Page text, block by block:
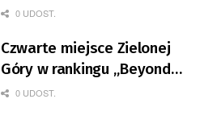
z domów
0 UDOST.
Czwarte miejsce Zielonej
Góry w rankingu „Beyond
the Hubs”
0 UDOST.